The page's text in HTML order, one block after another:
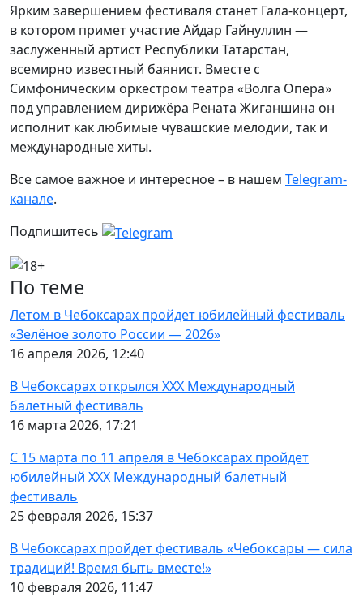
Ярким завершением фестиваля станет Гала-концерт,
в котором примет участие Айдар Гайнуллин —
заслуженный артист Республики Татарстан,
всемирно известный баянист. Вместе с
Симфоническим оркестром театра «Волга Опера»
под управлением дирижёра Рената Жиганшина он
исполнит как любимые чувашские мелодии, так и
международные хиты.
Все самое важное и интересное – в нашем Telegram-
канале.
Подпишитесь
По теме
Летом в Чебоксарах пройдет юбилейный фестиваль
«Зелёное золото России — 2026»
16 апреля 2026, 12:40
В Чебоксарах открылся XXX Международный
балетный фестиваль
16 марта 2026, 17:21
С 15 марта по 11 апреля в Чебоксарах пройдет
юбилейный XXX Международный балетный
фестиваль
25 февраля 2026, 15:37
В Чебоксарах пройдет фестиваль «Чебоксары — сила
традиций! Время быть вместе!»
10 февраля 2026, 11:47